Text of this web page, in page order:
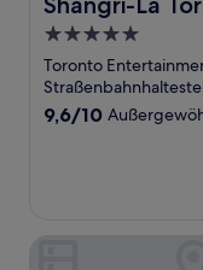
5.0-
Sterne-
Unterkunft
Toronto
9.6
9,6/10